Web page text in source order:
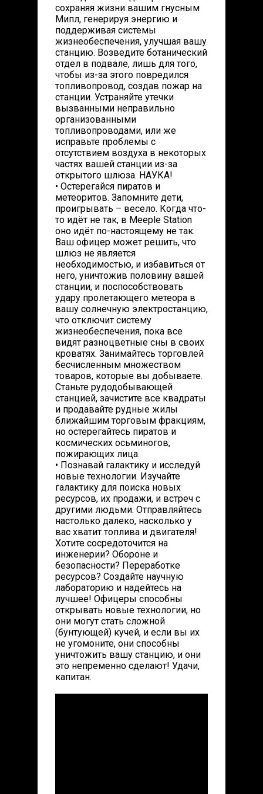
сохраняя жизни вашим гнусным
Мипл, генерируя энергию и
поддерживая системы
жизнеобеспечения, улучшая вашу
станцию. Возведите ботанический
отдел в подвале, лишь для того,
чтобы из-за этого повредился
топливопровод, создав пожар на
станции. Устраняйте утечки
вызванными неправильно
организованными
топливопроводами, или же
исправьте проблемы с
отсутствием воздуха в некоторых
частях вашей станции из-за
открытого шлюза. НАУКА!
• Остерегайся пиратов и
метеоритов. Запомните дети,
проигрывать – весело. Когда что-
то идёт не так, в Meeple Station
оно идёт по-настоящему не так.
Ваш офицер может решить, что
шлюз не является
необходимостью, и избавиться от
него, уничтожив половину вашей
станции, и поспособствовать
удару пролетающего метеора в
вашу солнечную электростанцию,
что отключит систему
жизнеобеспечения, пока все
видят разноцветные сны в своих
кроватях. Занимайтесь торговлей
бесчисленным множеством
товаров, которые вы добываете.
Станьте рудодобывающей
станцией, зачистите все квадраты
и продавайте рудные жилы
ближайшим торговым фракциям,
но остерегайтесь пиратов и
космических осьминогов,
пожирающих лица.
• Познавай галактику и исследуй
новые технологии. Изучайте
галактику для поиска новых
ресурсов, их продажи, и встреч с
другими людьми. Отправляйтесь
настолько далеко, насколько у
вас хватит топлива и двигателя!
Хотите сосредоточится на
инженерии? Обороне и
безопасности? Переработке
ресурсов? Создайте научную
лабораторию и надейтесь на
лучшее! Офицеры способны
открывать новые технологии, но
они могут стать сложной
(бунтующей) кучей, и если вы их
не угомоните, они способны
уничтожить вашу станцию, и они
это непременно сделают! Удачи,
капитан.